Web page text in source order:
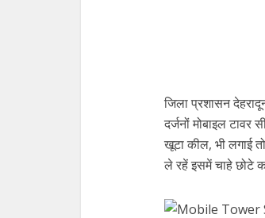
जिला प्रशासन
दर्जनों मोबाइल
खूटा कील, भी लगाई
ले रहें इसमें चाहे छोटे